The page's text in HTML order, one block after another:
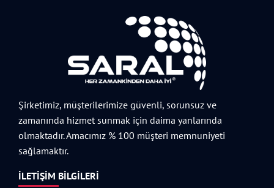
Şirketimiz, müşterilerimize güvenli, sorunsuz ve
zamanında hizmet sunmak için daima yanlarında
olmaktadır. Amacımız % 100 müşteri memnuniyeti
sağlamaktır.
İLETIŞIM BILGILERI